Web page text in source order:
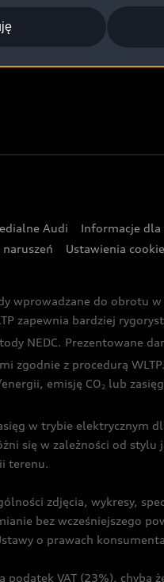
Audi i Puchar
Zakopanem
Audi Informacje
naruszeń Ustawienia
wprowadzane do obrotu
zapewnia bardziej
NEDC. Prezentowane
zgodnie z procedurą
emisję CO2 lub
w trybie elektrycznym
się w zależności od
terenu.
zdjęcia, wykresy,
bez wcześniejszego
o prawach
VAT (23%), chyba